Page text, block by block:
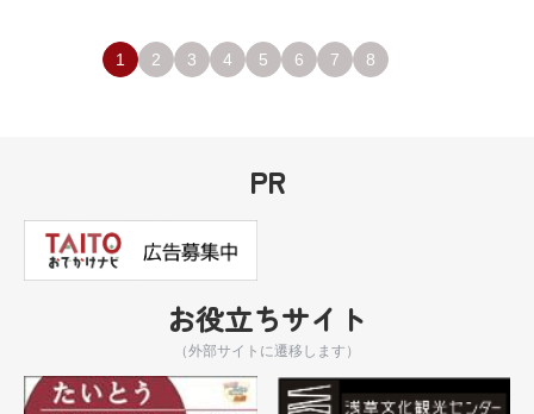
1 2 3 4 5 6 7 8
PR
お役立ちサイト
（外部サイトに遷移します）